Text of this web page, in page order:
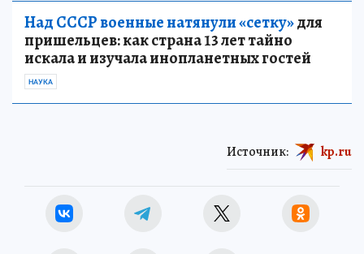
Над СССР военные натянули «сетку»для
пришельцев: как страна 13 лет тайно
искала и изучала инопланетных гостей
НАУКА
Источник: kp.ru